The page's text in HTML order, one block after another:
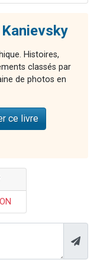
Histoires,
classés par
de photos en
ce livre